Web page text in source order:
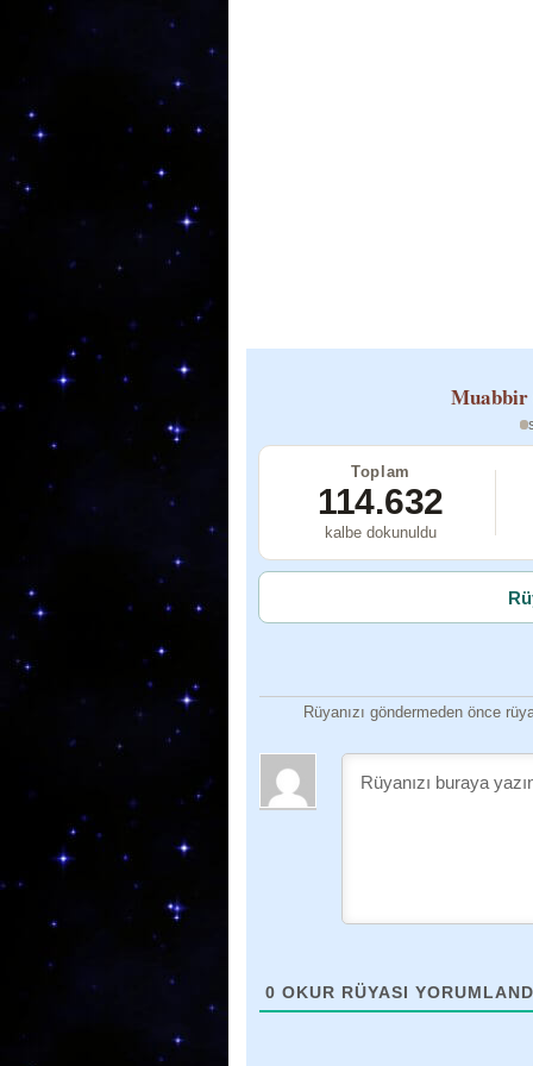
Toplam
114.632
kalbe dokunuldu
Rüyanızı göndermeden önce
0 OKUR RÜYASI